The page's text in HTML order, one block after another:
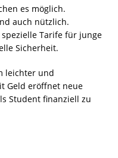
es möglich.
auch nützlich.
Tarife für junge
Sicherheit.
leichter und
Geld eröffnet neue
Student finanziell zu